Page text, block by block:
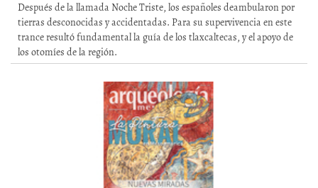
Después de la llamada Noche Triste, los españoles deambularon por
tierras desconocidas y accidentadas. Para su supervivencia en este
trance resultó fundamental la guía de los tlaxcaltecas, y el apoyo de
los otomíes de la región.